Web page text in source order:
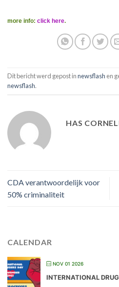
more info: click here.
Dit bericht werd gepost innewsflash en
newsflash.
HAS
CDA verantwoordelijk voor
50% criminaliteit
CALENDAR
NOV 01 2026
INTERNATIONAL